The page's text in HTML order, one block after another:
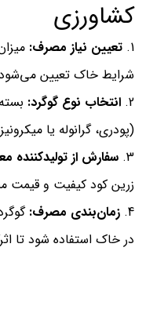
کشاورزی
تعیین نیاز مصرف:
شرایط خاک تعیین
انتخاب نوع گوگرد:
(پودری، گرانوله یا
سفارش از تولیدکننده
زرین کود کیفیت و قیمت
زمان‌بندی مصرف:
در خاک استفاده شود تا